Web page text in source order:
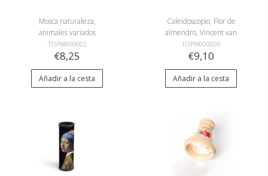
Mosca naturaleza,
animales variados
TOPW000002
€8,25
Añadir a la cesta
Caleidoscopio, Flor de
almendro, Vincent van
Gogh
TOPW000009
€9,10
Añadir a la cesta